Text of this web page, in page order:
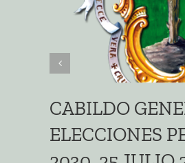
CABILDO
ELECCIONES